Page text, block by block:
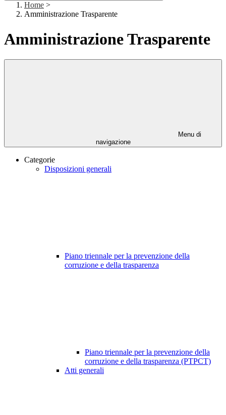
Home >
Amministrazione Trasparente
Amministrazione Trasparente
Menu di
navigazione
Categorie
Disposizioni generali
Piano triennale per la prevenzione della
corruzione e della trasparenza
Piano triennale per la prevenzione della
corruzione e della trasparenza (PTPCT)
Atti generali